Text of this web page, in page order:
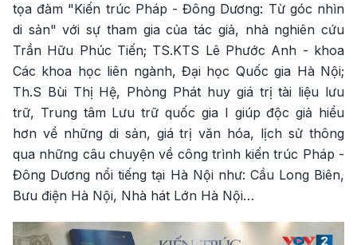
tọa đàm "Kiến trúc Pháp - Đông Dương: Từ góc nhìn
di sản" với sự tham gia của tác giả, nhà nghiên cứu
Trần Hữu Phúc Tiến; TS.KTS Lê Phước Anh - khoa
Các khoa học liên ngành, Đại học Quốc gia Hà Nội;
Th.S Bùi Thị Hệ, Phòng Phát huy giá trị tài liệu lưu
trữ, Trung tâm Lưu trữ quốc gia I giúp độc giả hiểu
hơn về những di sản, giá trị văn hóa, lịch sử thông
qua những câu chuyện về công trình kiến trúc Pháp -
Đông Dương nổi tiếng tại Hà Nội như: Cầu Long Biên,
Bưu điện Hà Nội, Nhà hát Lớn Hà Nội…